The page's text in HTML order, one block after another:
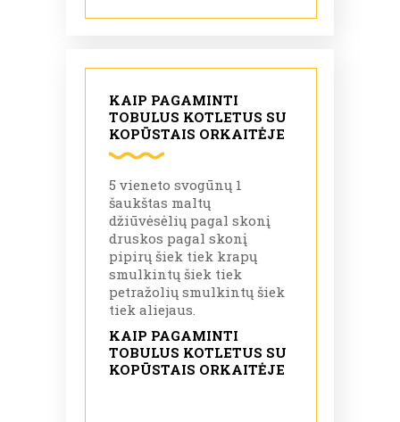
KAIP PAGAMINTI
TOBULUS KOTLETUS SU
KOPŪSTAIS ORKAITĖJE
5 vieneto svogūnų 1
šaukštas maltų
džiūvėsėlių pagal skonį
druskos pagal skonį
pipirų šiek tiek krapų
smulkintų šiek tiek
petražolių smulkintų šiek
tiek aliejaus.
KAIP PAGAMINTI
TOBULUS KOTLETUS SU
KOPŪSTAIS ORKAITĖJE